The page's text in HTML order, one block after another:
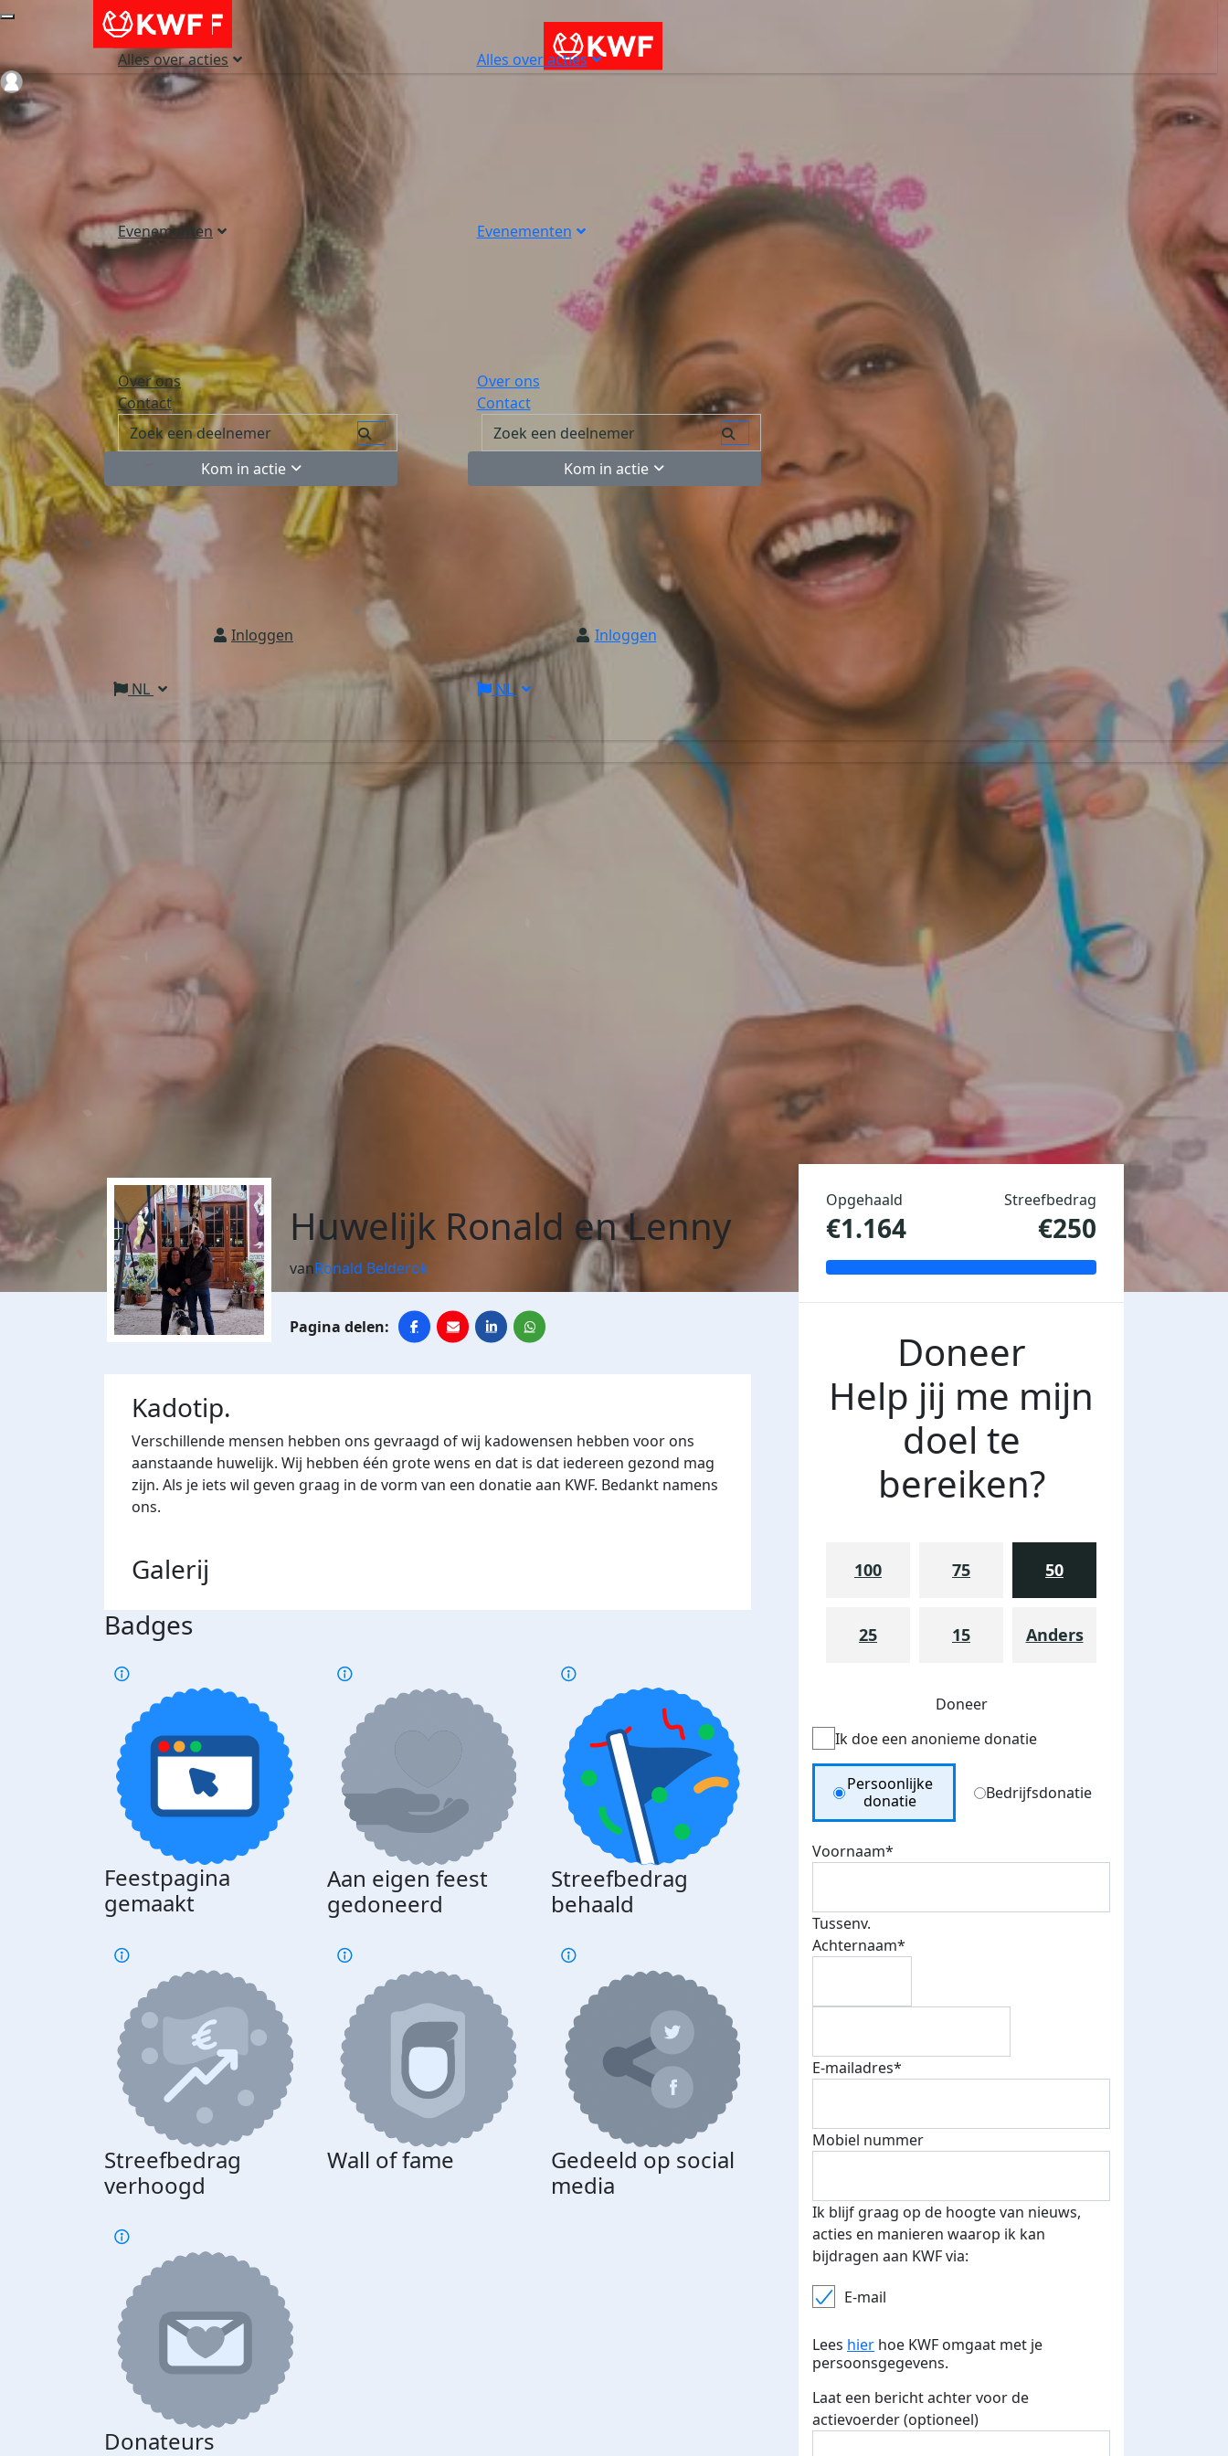
Alles over acties
Evenementen
Over ons
Contact
Kom in actie
Inloggen
NL
Alles over acties
Evenementen
Over ons
Contact
Kom in actie
Inloggen
NL
Login
Huwelijk Ronald en Lenny
vanRonald Belderok
Kadotip.
Verschillende mensen hebben ons gevraagd of wij kadowensen hebben voor ons
aanstaande huwelijk. Wij hebben één grote wens en dat is dat iedereen gezond mag
zijn. Als je iets wil geven graag in de vorm van een donatie aan KWF. Bedankt namens
ons.
Galerij
Badges
Feestpagina
gemaakt
Aan eigen feest
gedoneerd
Streefbedrag
behaald
Streefbedrag
verhoogd
Wall of fame
Gedeeld op social
media
Donateurs
Opgehaald
€1.164
Streefbedrag
€250
Doneer
Help jij me mijn
doel te
bereiken?
100 75 50
25 15 Anders
Doneer
Ik doe een anonieme donatie
Donation Type
Persoonlijke
donatie
Bedrijfsdonatie
Voornaam*
Tussenv.
Achternaam*
E-mailadres*
Mobiel nummer
Ik blijf graag op de hoogte van nieuws,
acties en manieren waarop ik kan
bijdragen aan KWF via:
E-mail
Lees hier hoe KWF omgaat met je
persoonsgegevens.
Laat een bericht achter voor de
actievoerder (optioneel)